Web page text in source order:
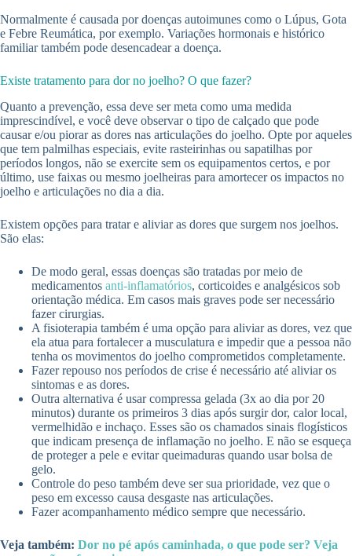
Normalmente é causada por doenças autoimunes como o Lúpus, Gota
e Febre Reumática, por exemplo. Variações hormonais e histórico
familiar também pode desencadear a doença.
Existe tratamento para dor no joelho? O que fazer?
Quanto a prevenção, essa deve ser meta como uma medida
imprescindível, e você deve observar o tipo de calçado que pode
causar e/ou piorar as dores nas articulações do joelho. Opte por aqueles
que tem palmilhas especiais, evite rasteirinhas ou sapatilhas por
períodos longos, não se exercite sem os equipamentos certos, e por
último, use faixas ou mesmo joelheiras para amortecer os impactos no
joelho e articulações no dia a dia.
Existem opções para tratar e aliviar as dores que surgem nos joelhos.
São elas:
De modo geral, essas doenças são tratadas por meio de
medicamentos anti-inflamatórios, corticoides e analgésicos sob
orientação médica. Em casos mais graves pode ser necessário
fazer cirurgias.
A fisioterapia também é uma opção para aliviar as dores, vez que
ela atua para fortalecer a musculatura e impedir que a pessoa não
tenha os movimentos do joelho comprometidos completamente.
Fazer repouso nos períodos de crise é necessário até aliviar os
sintomas e as dores.
Outra alternativa é usar compressa gelada (3x ao dia por 20
minutos) durante os primeiros 3 dias após surgir dor, calor local,
vermelhidão e inchaço. Esses são os chamados sinais flogísticos
que indicam presença de inflamação no joelho. E não se esqueça
de proteger a pele e evitar queimaduras quando usar bolsa de
gelo.
Controle do peso também deve ser sua prioridade, vez que o
peso em excesso causa desgaste nas articulações.
Fazer acompanhamento médico sempre que necessário.
Veja também: Dor no pé após caminhada, o que pode ser? Veja